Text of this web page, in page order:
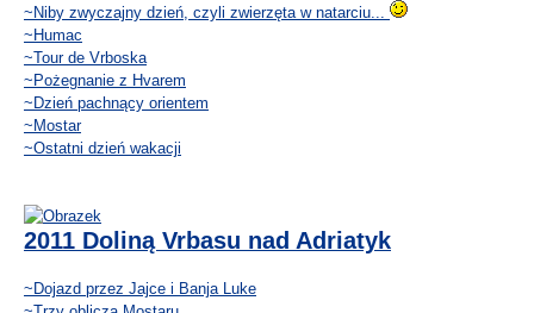
~Niby zwyczajny dzień, czyli zwierzęta w natarciu...
~Humac
~Tour de Vrboska
~Pożegnanie z Hvarem
~Dzień pachnący orientem
~Mostar
~Ostatni dzień wakacji
2011 Doliną Vrbasu nad Adriatyk
~Dojazd przez Jajce i Banja Luke